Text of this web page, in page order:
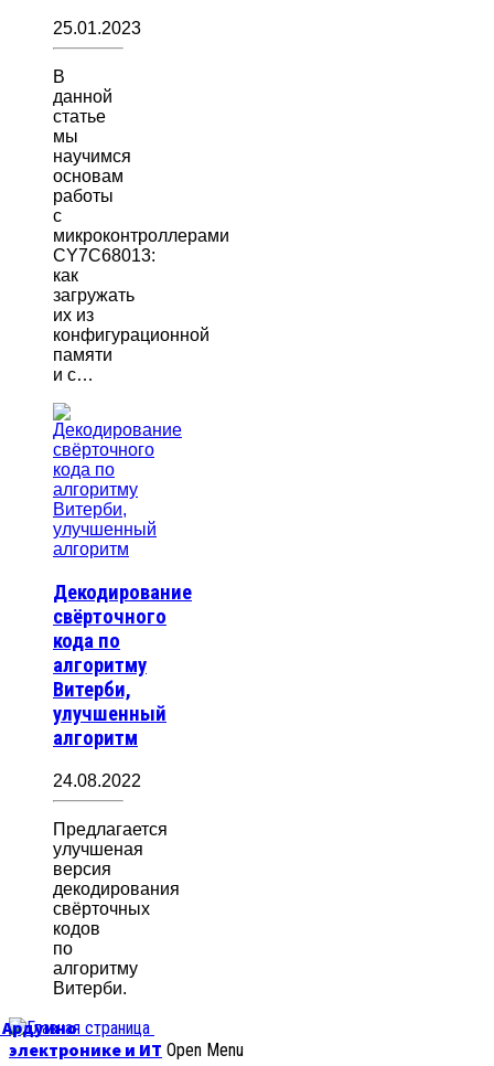
25.01.2023
В
данной
статье
мы
научимся
основам
работы
с
микроконтроллерами
CY7C68013:
как
загружать
их из
конфигурационной
памяти
и с…
Декодирование
свёрточного
кода по
алгоритму
Витерби,
улучшенный
алгоритм
24.08.2022
Предлагается
улучшеная
версия
декодирования
свёрточных
кодов
по
алгоритму
Витерби.
Ардуино
электронике и ИТ Open Menu